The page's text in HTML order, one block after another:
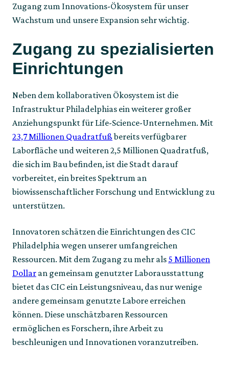
Zugang zum Innovations-Ökosystem für unser
Wachstum und unsere Expansion sehr wichtig.
Zugang zu spezialisierten
Einrichtungen
Neben dem kollaborativen Ökosystem ist die
Infrastruktur Philadelphias ein weiterer großer
Anziehungspunkt für Life-Science-Unternehmen. Mit
23,7 Millionen Quadratfußbereits verfügbarer
Laborfläche und weiteren 2,5 Millionen Quadratfuß,
die sich im Bau befinden, ist die Stadt darauf
vorbereitet, ein breites Spektrum an
biowissenschaftlicher Forschung und Entwicklung zu
unterstützen.
Innovatoren schätzen die Einrichtungen des CIC
Philadelphia wegen unserer umfangreichen
Ressourcen. Mit dem Zugang zu mehr als 5 Millionen
Dollar an gemeinsam genutzter Laborausstattung
bietet das CIC ein Leistungsniveau, das nur wenige
andere gemeinsam genutzte Labore erreichen
können. Diese unschätzbaren Ressourcen
ermöglichen es Forschern, ihre Arbeit zu
beschleunigen und Innovationen voranzutreiben.